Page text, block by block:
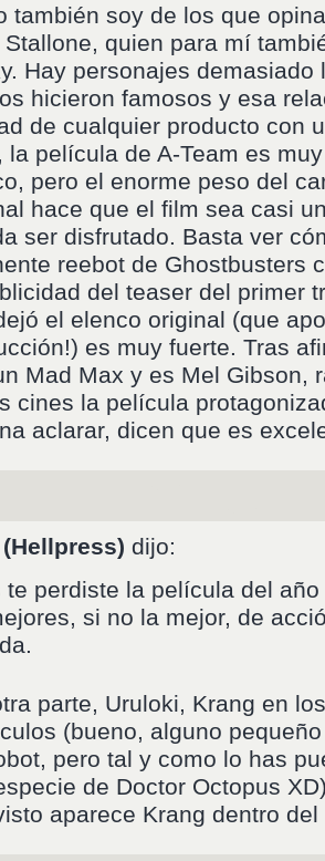
también soy de los que
Stallone, quien para mí
Hay personajes
hicieron famosos y esa
de cualquier producto con
la película de A-Team es
pero el enorme peso del
hace que el film sea casi
ser disfrutado. Basta ver
reebot de Ghostbusters
del teaser del primer
el elenco original (que
es muy fuerte. Tras
Mad Max y es Mel Gibson,
cines la película
aclarar, dicen que es
dijo:
te perdiste la película del
si no la mejor, de
parte, Uruloki, Krang en
(bueno, alguno
pero tal y como lo has
de Doctor Octopus
aparece Krang dentro del